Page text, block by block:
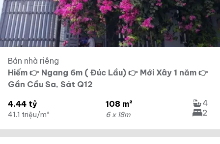
Bán nhà riêng
Hiếm 👉 Ngang 6m ( Đúc Lầu) 👉 Mới Xây 1 năm 👉
Gần Cầu Sa, Sát Q12
4.44 tỷ
41.1 triệu/m²
108 m²
6 x 18m
4
2